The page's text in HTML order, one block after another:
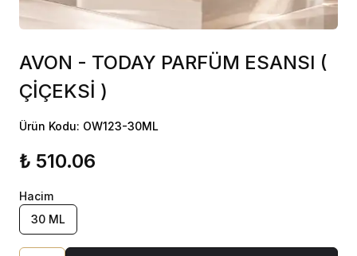
AVON - TODAY PARFÜM ESANSI (
ÇİÇEKSİ )
Ürün Kodu: OW123-30ML
₺ 510.06
Hacim
30 ML